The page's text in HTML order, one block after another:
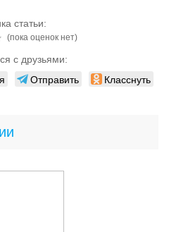
статьи:
(пока оценок нет)
с друзьями:
Отправить Класснуть